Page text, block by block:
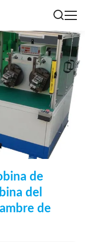
de
del
de